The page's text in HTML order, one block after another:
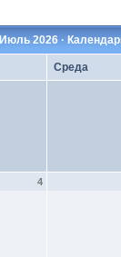
Июль 2026 ·
Среда
4